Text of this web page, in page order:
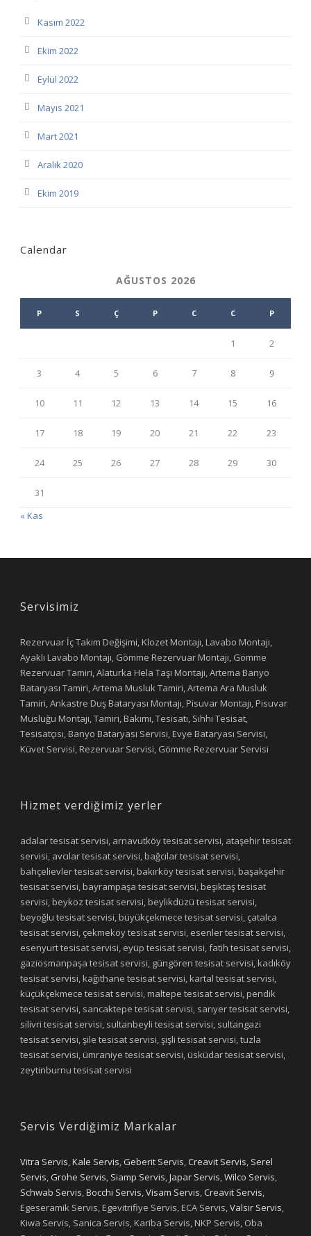
Kasım 2022
Ekim 2022
Eylül 2022
Mayıs 2021
Mart 2021
Aralık 2020
Ekim 2019
Calendar
AĞUSTOS 2026
P S Ç P C C P
1 2
3 4 5 6 7 8 9
10 11 12 13 14 15 16
17 18 19 20 21 22 23
24 25 26 27 28 29 30
31
« Kas
Servisimiz
Rezervuar İç Takım Değişimi, Klozet Montajı, Lavabo Montajı,
Ayaklı Lavabo Montajı, Gömme Rezervuar Montajı, Gömme
Rezervuar Tamiri, Alaturka Hela Taşı Montajı, Artema Banyo
Bataryası Tamiri, Artema Musluk Tamiri, Artema Ara Musluk
Tamiri, Ankastre Duş Bataryası Montajı, Pisuvar Montajı, Pisuvar
Musluğu Montajı, Tamiri, Bakımı, Tesisatı, Sıhhi Tesisat,
Tesisatçısı, Banyo Bataryası Servisi, Evye Bataryası Servisi,
Küvet Servisi, Rezervuar Servisi, Gömme Rezervuar Servisi
Hizmet verdiğimiz yerler
adalar tesisat servisi, arnavutköy tesisat servisi, ataşehir tesisat
servisi, avcılar tesisat servisi, bağcılar tesisat servisi,
bahçelievler tesisat servisi, bakırköy tesisat servisi, başakşehir
tesisat servisi, bayrampaşa tesisat servisi, beşiktaş tesisat
servisi, beykoz tesisat servisi, beylikdüzü tesisat servisi,
beyoğlu tesisat servisi, büyükçekmece tesisat servisi, çatalca
tesisat servisi, çekmeköy tesisat servisi, esenler tesisat servisi,
esenyurt tesisat servisi, eyüp tesisat servisi, fatih tesisat servisi,
gaziosmanpaşa tesisat servisi, güngören tesisat servisi, kadıköy
tesisat servisi, kağıthane tesisat servisi, kartal tesisat servisi,
küçükçekmece tesisat servisi, maltepe tesisat servisi, pendik
tesisat servisi, sancaktepe tesisat servisi, sarıyer tesisat servisi,
silivri tesisat servisi, sultanbeyli tesisat servisi, sultangazi
tesisat servisi, şile tesisat servisi, şişli tesisat servisi, tuzla
tesisat servisi, ümraniye tesisat servisi, üsküdar tesisat servisi,
zeytinburnu tesisat servisi
Servis Verdiğimiz Markalar
Vitra Servis Kale Servis Geberit Servis Creavit Servis Serel
Servis Grohe Servis Siamp Servis Japar Servis Wilco Servis
Schwab Servis Bocchi Servis Visam Servis Creavit Servis
Egeseramik Servis, Egevitrifiye Servis, ECA Servis, Valsir Servis
Kiwa Servis, Sanica Servis, Kariba Servis, NKP Servis, Oba